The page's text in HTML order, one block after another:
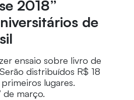
2018”
de
ensaio sobre livro de
distribuídos R$ 18
lugares.
de março.